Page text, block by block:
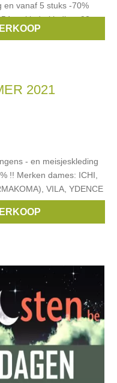
en vanaf 5 stuks -70%
en kinderkleding: 92 tot
2021
- en meisjeskleding
!! Merken dames: ICHI,
VILA, YDENCE
,Byoung